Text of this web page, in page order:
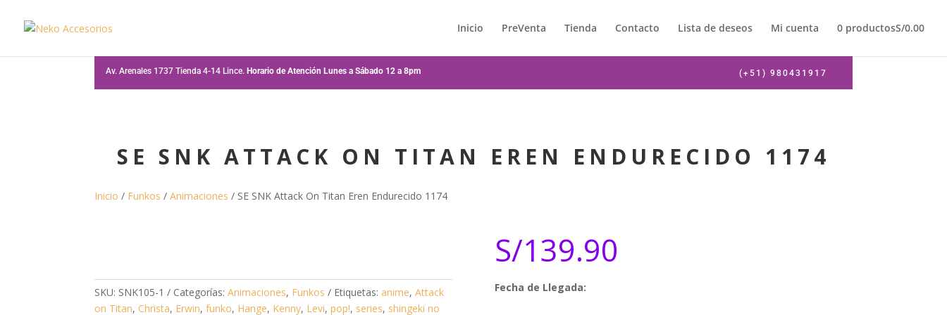
Inicio PreVenta Tienda Contacto Lista de deseos Mi cuenta 0 productosS/0.00
Av. Arenales 1737 Tienda 4-14 Lince. Horario de Atención Lunes a Sábado 12 a 8pm (+51) 980431917
SE SNK ATTACK ON TITAN EREN ENDURECIDO 1174
Inicio / Funkos /Animaciones / SE SNK Attack On Titan Eren Endurecido 1174
SKU: SNK105-1 Categorías:Animaciones, Funkos Etiquetas: anime,Attack
on Titan, Christa, Erwin,funko, Hange, Kenny, Levi,pop!, series, shingeki no
S/139.90
Fecha de Llegada: